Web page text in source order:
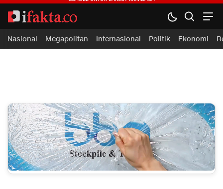
ifakta.co
#pastibenar
Nasional Megapolitan Internasional Politik Ekonomi